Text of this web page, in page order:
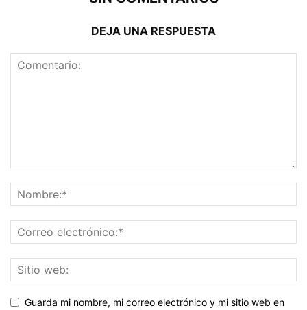
DEJA UNA RESPUESTA
Guarda mi nombre, mi correo electrónico y mi sitio web en